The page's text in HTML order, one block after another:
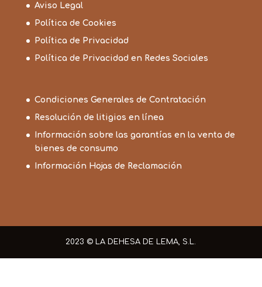
Aviso Legal
Política de Cookies
Política de Privacidad
Política de Privacidad en Redes Sociales
Condiciones Generales de Contratación
Resolución de litigios en línea
Información sobre las garantías en la venta de
bienes de consumo
Información Hojas de Reclamación
2023 © LA DEHESA DE LEMA, S.L.